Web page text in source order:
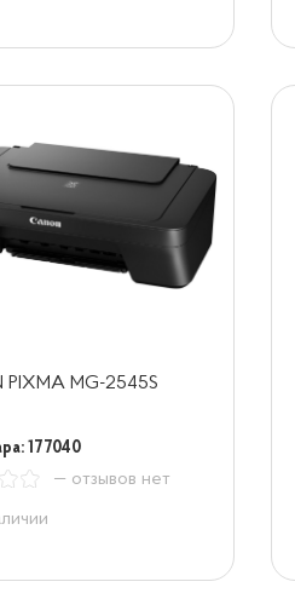
PIXMA MG-2545S
177040
— отзывов нет